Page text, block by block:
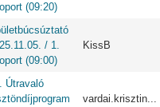
(09:20)
/ 1.
(09:00)
KissB
Útravaló
vardai.krisztin...